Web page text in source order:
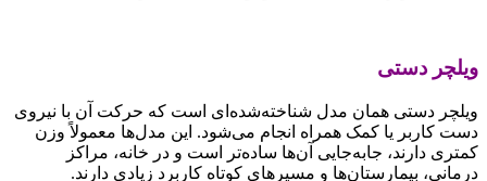
ویلچر دستی
ویلچر دستی همان مدل شناخته‌شده‌ای است که حرکت آن با نیروی
دست کاربر یا کمک همراه انجام می‌شود. این مدل‌ها معمولاً وزن
کمتری دارند، جابه‌جایی آن‌ها ساده‌تر است و در خانه، مراکز
درمانی، بیمارستان‌ها و مسیرهای کوتاه کاربرد زیادی دارند.